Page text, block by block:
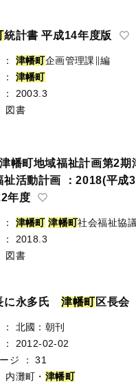
統計書 平成14年度版
： 津幡町企画管理課∥編
： 津幡町
：
2003.3
図書
幡町地域福祉計画第2期
祉活動計画 ：2018(平成
年度
： 津幡町 津幡町社会福祉協
：
2018.3
図書
に永多氏津幡町区長会
：
北國：朝刊
：
2012-02-02
ジ
：
31
内灘町・ 津幡町